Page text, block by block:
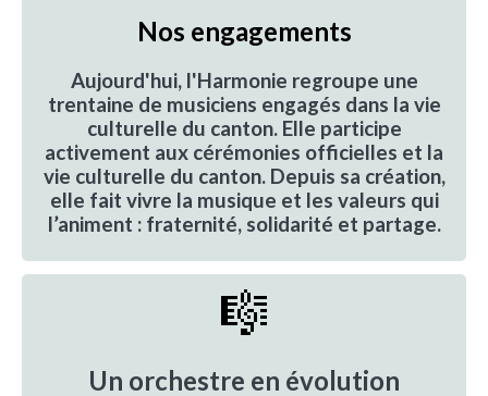
Nos engagements
Aujourd'hui, l'Harmonie regroupe une
trentaine de musiciens engagés dans la vie
culturelle du canton. Elle participe
activement aux cérémonies officielles et la
vie culturelle du canton. Depuis sa création,
elle fait vivre la musique et les valeurs qui
l’animent : fraternité, solidarité et partage.
🎼
Un orchestre en évolution